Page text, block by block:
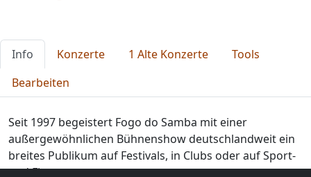
Info Konzerte 1 Alte Konzerte
Tools
Bearbeiten
Seit 1997 begeistert Fogo do Samba mit einer
außergewöhnlichen Bühnenshow deutschlandweit ein
breites Publikum auf Festivals, in Clubs oder auf Sport-
und Firmenevents.